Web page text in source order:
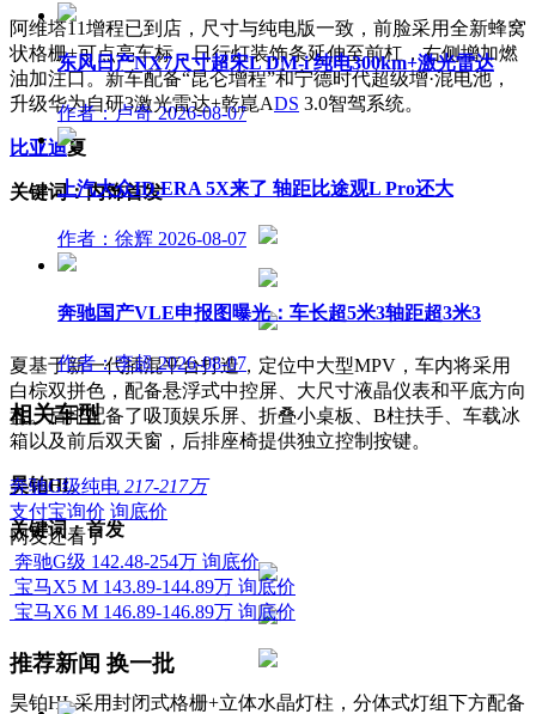
阿维塔11增程已到店，尺寸与纯电版一致，前脸采用全新蜂窝
状格栅+可点亮车标，日行灯装饰条延伸至前杠，右侧增加燃
油加注口。新车配备“昆仑增程”和宁德时代超级增·混电池，
升级华为自研3激光雷达+乾崑ADS 3.0智驾系统。
比亚迪夏
关键词：内饰首发
夏基于新一代插混平台打造，定位中大型MPV，车内将采用
白棕双拼色，配备悬浮式中控屏、大尺寸液晶仪表和平底方向
盘。后排配备了吸顶娱乐屏、折叠小桌板、B柱扶手、车载冰
箱以及前后双天窗，后排座椅提供独立控制按键。
昊铂HL
关键词：首发
昊铂HL采用封闭式格栅+立体水晶灯柱，分体式灯组下方配备
东风日产NX7尺寸超宋L DM-i 纯电300km+激光雷达
作者：卢奇 2026-08-07
上汽大众ID.ERA 5X来了 轴距比途观L Pro还大
作者：徐辉 2026-08-07
奔驰国产VLE申报图曝光：车长超5米3轴距超3米3
作者：李超 2026-08-07
相关车型
奔驰G级纯电 217-217万
支付宝询价 询底价
网友还看了
奔驰G级 142.48-254万 询底价
宝马X5 M 143.89-144.89万 询底价
宝马X6 M 146.89-146.89万 询底价
推荐新闻 换一批